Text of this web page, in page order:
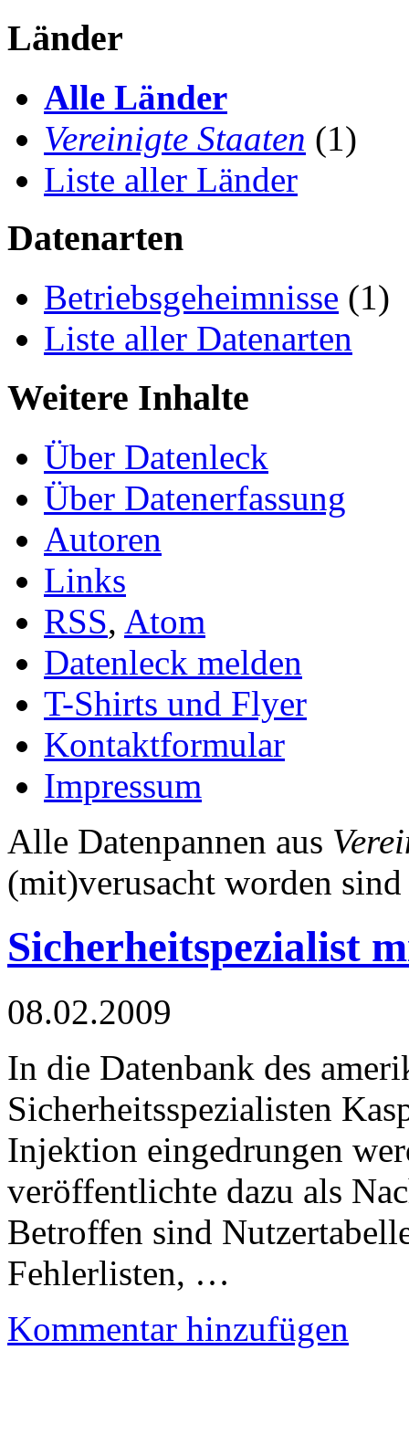
Länder
Alle Länder
Vereinigte Staaten (1)
Liste aller Länder
Datenarten
Betriebsgeheimnisse (1)
Liste aller Datenarten
Weitere Inhalte
Über Datenleck
Über Datenerfassung
Autoren
Links
RSS, Atom
Datenleck melden
T-Shirts und Flyer
Kontaktformular
Impressum
Alle Datenpannen aus
(mit)verusacht worden sind
Sicherheitspezialist
08.02.2009
In die Datenbank des
Sicherheitsspezialisten
Injektion eingedrungen
veröffentlichte dazu als
Betroffen sind
Fehlerlisten, …
Kommentar hinzufügen